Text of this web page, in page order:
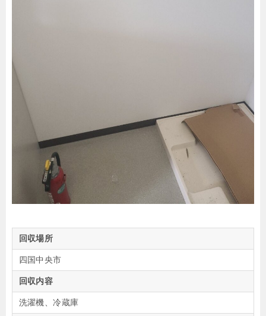
回収場所
四国中央市
回収内容
洗濯機、冷蔵庫